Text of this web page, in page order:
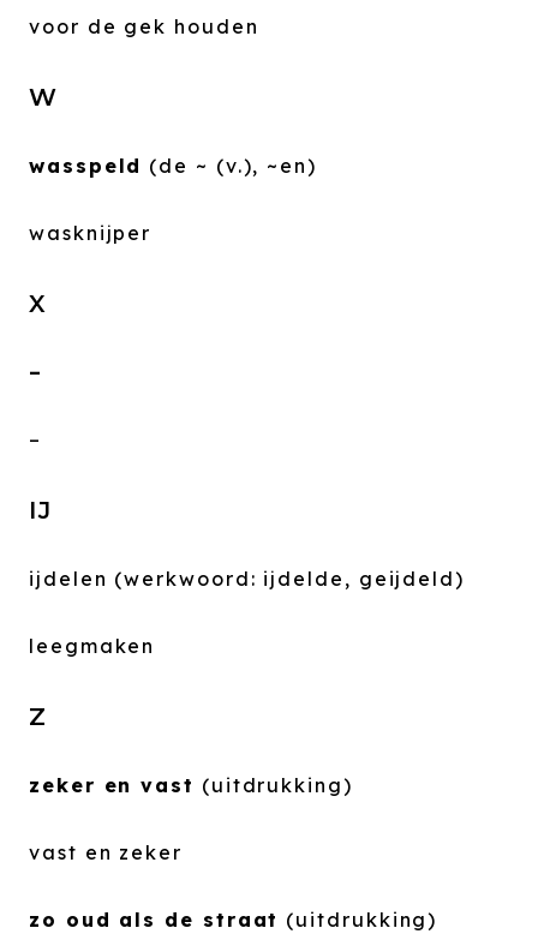
voor de gek houden
W
wasspeld (de ~ (v.), ~en)
wasknijper
X
–
–
IJ
ijdelen (werkwoord: ijdelde, geijdeld)
leegmaken
Z
zeker en vast (uitdrukking)
vast en zeker
zo oud als de straat (uitdrukking)